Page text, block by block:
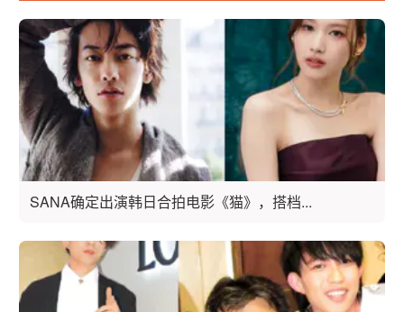
SANA确定出演韩日合拍电影《猫》，搭档...